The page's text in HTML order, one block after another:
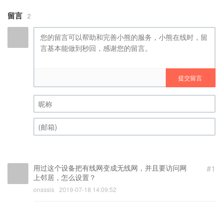
留言 2
提交留言
昵称 (必填)
#1
用过这个设备把有线网变成无线网，并且要访问网
上邻居，怎么设置？
onassis 2019-07-18 14:09:52